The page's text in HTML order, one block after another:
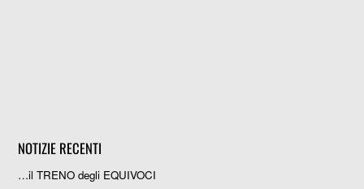
NOTIZIE RECENTI
…il TRENO degli EQUIVOCI